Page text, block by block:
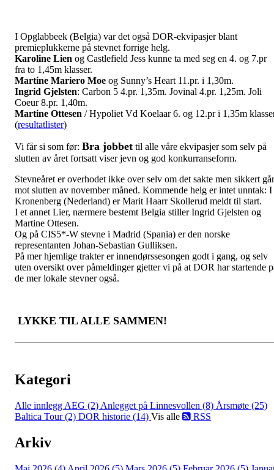
I Opglabbeek (Belgia) var det også DOR-ekvipasjer blant
premieplukkerne på stevnet forrige helg.
Karoline Lien og Castlefield Jess kunne ta med seg en 4. og 7.pr
fra to 1,45m klasser.
Martine Mariero Moe og Sunny’s Heart 11.pr. i 1,30m.
Ingrid Gjelsten: Carbon 5 4.pr. 1,35m. Jovinal 4.pr. 1,25m. Joli
Coeur 8.pr. 1,40m.
Martine Ottesen / Hypoliet Vd Koelaar 6. og 12.pr i 1,35m
(resultatlister)
Vi får si som før: Bra jobbet til alle våre ekvipasjer som selv på
slutten av året fortsatt viser jevn og god konkurranseform.
Stevneåret er overhodet ikke over selv om det sakte men sikkert går
mot slutten av november måned. Kommende helg er intet unntak: I
Kronenberg (Nederland) er Marit Haarr Skollerud meldt til start.
I et annet Lier, nærmere bestemt Belgia stiller Ingrid Gjelsten og
Martine Ottesen.
Og på CIS5*-W stevne i Madrid (Spania) er den norske
representanten Johan-Sebastian Gulliksen.
På mer hjemlige trakter er innendørssesongen godt i gang, og selv
uten oversikt over påmeldinger gjetter vi på at DOR har startende
de mer lokale stevner også.
LYKKE TIL ALLE SAMMEN!
Kategori
Alle innlegg AEG (2) Anlegget på Linnesvollen (8) Årsmøte (25)
Baltica Tour (2) DOR historie (14) Vis alle RSS
Arkiv